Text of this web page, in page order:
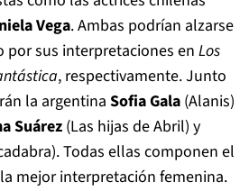
Vega. Ambas podrían alzarse
por sus interpretaciones en Los
, respectivamente. Junto
la argentina Sofia Gala (Alanis)
Suárez(Las hijas de Abril) y
Todas ellas componen el
mejor interpretación femenina.